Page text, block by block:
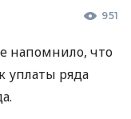
951
напомнило, что
уплаты ряда